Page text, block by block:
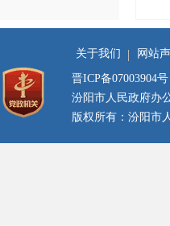
关于我们 网站
晋ICP备07003904号
汾阳市人民政府办
版权所有：汾阳市